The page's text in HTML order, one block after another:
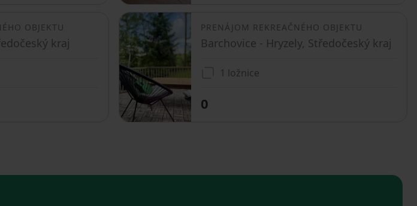
OBJEKTU
kraj
PRENÁJOM REKREAČNÉHO OBJEKTU
Barchovice - Hryzely, Středočeský kraj
1 ložnice
0